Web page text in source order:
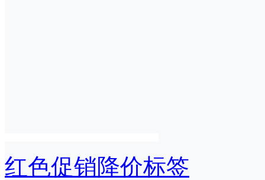
红色促销降价标签